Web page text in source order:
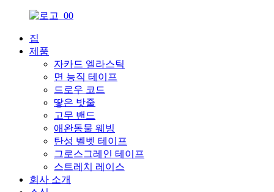
집
제품
자카드 엘라스틱
면 능직 테이프
드로우 코드
땋은 밧줄
고무 밴드
애완동물 웨빙
탄성 벨벳 테이프
그로스그레인 테이프
스트레치 레이스
회사 소개